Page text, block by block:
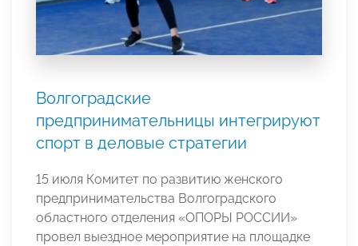
Волгоградские
предпринимательницы интегрируют
спорт в деловые стратегии
15 июля Комитет по развитию женского
предпринимательства Волгоградского
областного отделения «ОПОРЫ РОССИИ»
провел выездное мероприятие на площадке